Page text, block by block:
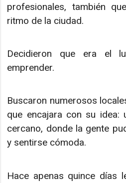
profesionales, también
ritmo de la ciudad.
Decidieron que era el
emprender.
Buscaron numerosos
que encajara con su idea:
cercano, donde la gente
y sentirse cómoda.
Hace apenas quince días